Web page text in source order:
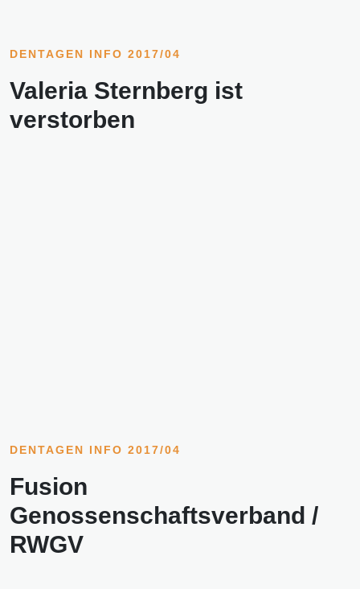
DENTAGEN INFO 2017/04
Valeria Sternberg ist
verstorben
DENTAGEN INFO 2017/04
Fusion
Genossenschaftsverband /
RWGV